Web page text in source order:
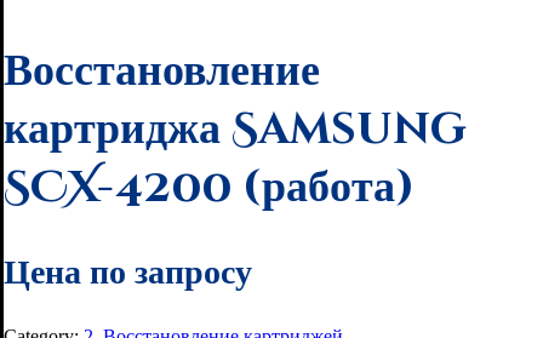
Восстановление
картриджа Samsung
SCX-4200 (работа)
Цена по запросу